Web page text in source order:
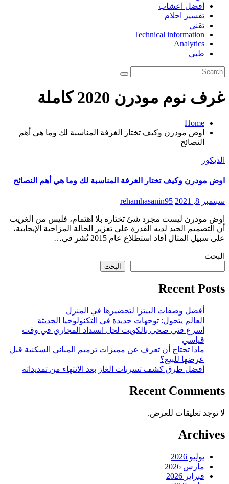
أفضل اعشاب
تفسير احلام
تقنى
Technical information
Analytics
طبي
غرف نوم مودرن 2020 كاملة
Home
اوض مودرن وكيف تختار الغرفة المناسبة لك وما هي أهم
النصائح
الديكور
اوض مودرن وكيف تختار الغرفة المناسبة لك وما هي أهم النصائح
سبتمبر 8, 2021 rehamhasanin95
اوض مودرن ليست مجرد شئ تختاره بلا اهتمام، فليس من الغريب
أن التصميم الجيد لديه القدرة على تعزيز الحالة المزاجية الإيجابية،
على سبيل المثال أفاد استطلاع عام 2015 نُشر في…
البحث
البحث
Recent Posts
أفضل وصفات البيتزا لتحضيرها في المنزل
العالم يتحول: توجهات جديدة في التكنولوجيا الحديثة
أسرع فني صحي بالكويت لحل انسداد المجاري في وقت
قياسي
ماذا تحتاج أن تعرف عن مميزات ترميم المباني السكنية قبل
عرضها للبيع؟
أفضل طرق كشف تسربات الغاز بعد الانتهاء من تمديداته
Recent Comments
لا توجد تعليقات للعرض.
Archives
يوليو 2026
مارس 2026
فبراير 2026